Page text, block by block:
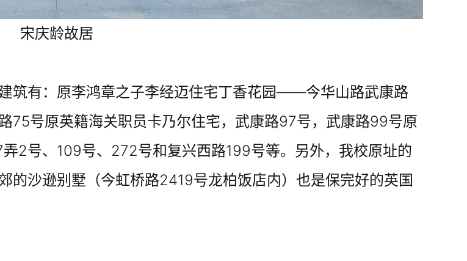
宋庆龄故居
筑有：原李鸿章之子李经迈住宅丁香花园――今华山路武康路
号原英籍海关职员卡乃尔住宅，武康路97号，武康路99号原
2号、109号、272号和复兴西路199号等。另外，我校原址的
沙逊别墅（今虹桥路2419号龙柏饭店内）也是保完好的英国